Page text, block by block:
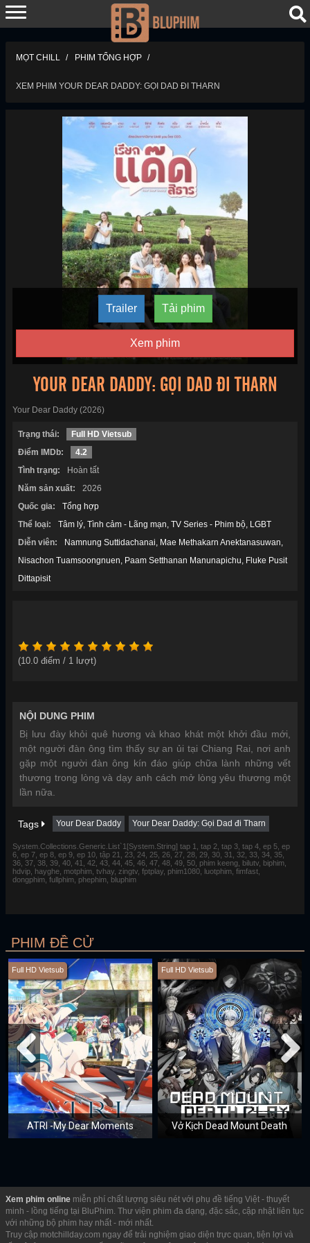
MỌT CHILL PHIM TỔNG HỢP
XEM PHIM YOUR DEAR DADDY: GỌI DAD ĐI THARN
Trailer Tải phim
Xem phim
YOUR DEAR DADDY: GỌI DAD ĐI THARN
Your Dear Daddy (2026)
Trạng thái:
Full HD Vietsub
Điểm IMDb:
4.2
Tình trạng:
Hoàn tất
Năm sản xuất:
2026
Quốc gia:
Tổng hợp
Thể loại:
Tâm lý Tình cảm - Lãng mạn TV Series - Phim bộ LGBT
Diễn viên:
Namnung Suttidachanai
Mae Methakarn Anektanasuwan
Nisachon Tuamsoongnuen
Paam Setthanan Manunapichu
Fluke Pusit
Dittapisit
(10.0 điểm / 1 lượt)
NỘI DUNG PHIM
Bị lưu đày khỏi quê hương và khao khát một khởi đầu mới,
một người đàn ông tìm thấy sự an ủi tại Chiang Rai, nơi anh
gặp một người đàn ông kín đáo giúp chữa lành những vết
thương trong lòng và dạy anh cách mở lòng yêu thương một
lần nữa.
Tags Your Dear Daddy Your Dear Daddy: Gọi Dad đi Tharn
System.Collections.Generic.List`1[System.String] tap 1, tap 2, tap 3, tap 4, ep 5, ep
6, ep 7, ep 8, ep 9, ep 10, tập 21, 23, 24, 25, 26, 27, 28, 29, 30, 31, 32, 33, 34, 35,
36, 37, 38, 39, 40, 41, 42, 43, 44, 45, 46, 47, 48, 49, 50, phim keeng, bilutv, biphim,
hdvip, hayghe, motphim, tvhay, zingtv, fptplay, phim1080, luotphim, fimfast,
dongphim, fullphim, phephim, bluphim
PHIM ĐỀ CỬ
Full HD Vietsub
ATRI -My Dear Moments
Full HD Vietsub
Vở Kịch Dead Mount Death
Xem phim online miễn phí chất lượng siêu nét với phụ đề tiếng Việt - thuyết
minh - lồng tiếng tại BluPhim. Thư viện phim đa dạng, đặc sắc, cập nhật liên tục
với những bộ phim hay nhất - mới nhất.
Truy cập motchillday.com ngay để trải nghiệm giao diện trực quan, tiện lợi và